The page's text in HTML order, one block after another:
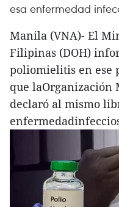
esa enfermedad
Manila (VNA)- El
Filipinas (DOH)
poliomielitis en ese
que laOrganización
declaró al mismo